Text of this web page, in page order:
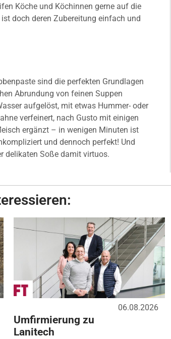
Köche und Köchinnen gerne auf die
doch deren Zubereitung einfach und
sind die perfekten Grundlagen
Abrundung von feinen Suppen
aufgelöst, mit etwas Hummer- oder
verfeinert, nach Gusto mit einigen
ergänzt – in wenigen Minuten ist
und dennoch perfekt! Und
delikaten Soße damit virtuos.
06.08.2026
Umfirmierung zu
Lanitech